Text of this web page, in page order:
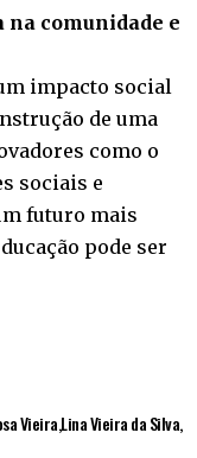
comunidade e
impacto social
de uma
como o
sociais e
futuro mais
pode ser
VieiraLina Vieira da Silva